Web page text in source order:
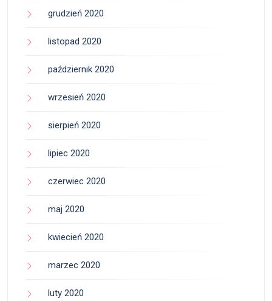
grudzień 2020
listopad 2020
październik 2020
wrzesień 2020
sierpień 2020
lipiec 2020
czerwiec 2020
maj 2020
kwiecień 2020
marzec 2020
luty 2020